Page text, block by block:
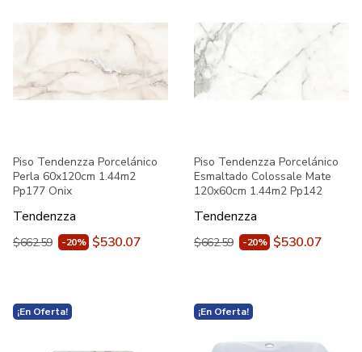
Piso Tendenzza Porcelánico
Perla 60x120cm 1.44m2
Pp177 Onix
Tendenzza
$662.59 -20% $530.07
Piso Tendenzza Porcelánico
Esmaltado Colossale Mate
120x60cm 1.44m2 Pp142
Tendenzza
$662.59 -20% $530.07
¡En Oferta! ¡En Oferta!